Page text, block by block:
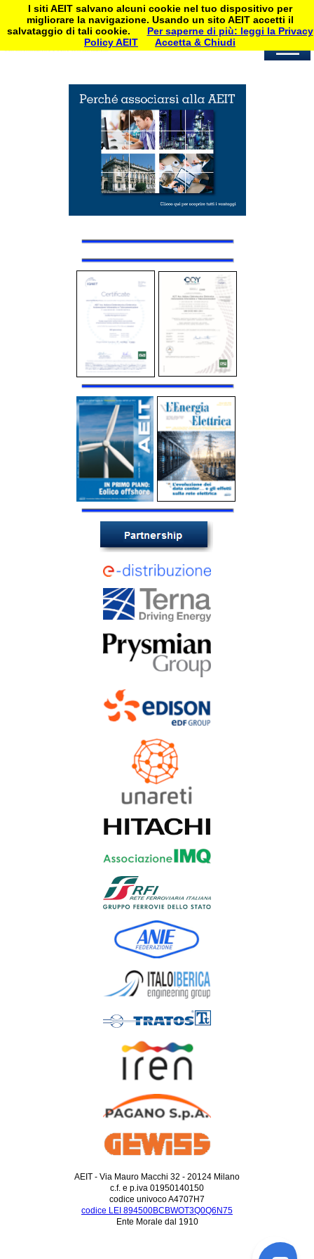
AEIT - Via Mauro Macchi 32 - 20124 Milano
c.f. e p.iva 01950140150
codice univoco A4707H7
codice LEI 894500BCBWOT3Q0Q6N75
Ente Morale dal 1910
I siti AEIT salvano alcuni cookie nel tuo dispositivo per
migliorare la navigazione. Usando un sito AEIT accetti il
salvataggio di tali cookie.
Per saperne di più: leggi la Privacy
Policy AEIT
Accetta & Chiudi